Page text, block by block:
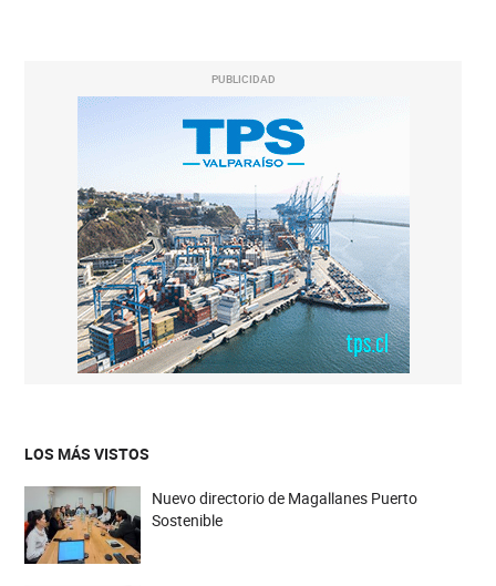
PUBLICIDAD
LOS MÁS VISTOS
Nuevo directorio de Magallanes Puerto
Sostenible